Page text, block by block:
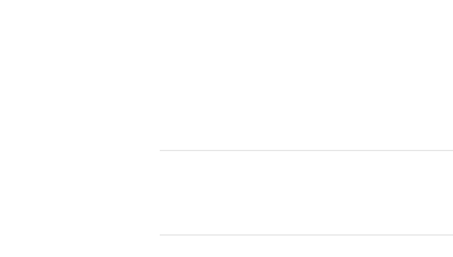
ができます。体力に自信が